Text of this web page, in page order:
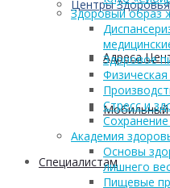
Центры Здоровья
Адреса
Мобильный
Cпециалистам
Здоровый образ
Здоровое
Стресс и
Академия
Основы
лишнего
Пищевые